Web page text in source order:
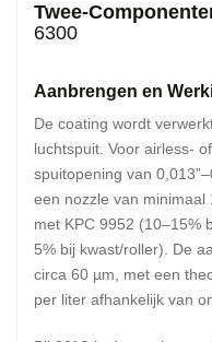
Twee-
6300
Aanbrengen en
De coating wordt
luchtspuit. Voor airless-
spuitopening van
een nozzle van minimaal
met KPC 9952 (10–15%
5% bij kwast/roller). De
circa 60 µm, met een
per liter afhankelijk van